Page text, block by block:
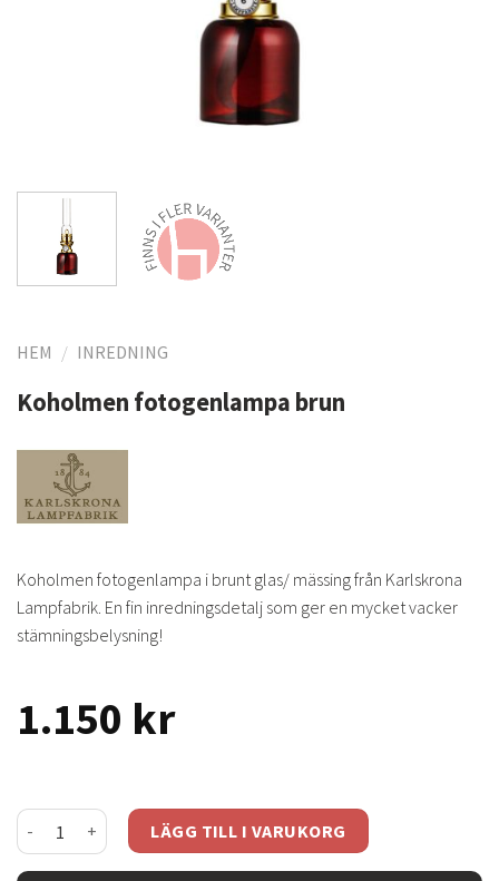
HEM / INREDNING
Koholmen fotogenlampa brun
Koholmen fotogenlampa i brunt glas/ mässing från Karlskrona
Lampfabrik. En fin inredningsdetalj som ger en mycket vacker
stämningsbelysning!
1.150 kr
Koholmen fotogenlampa brun mängd
LÄGG TILL I VARUKORG